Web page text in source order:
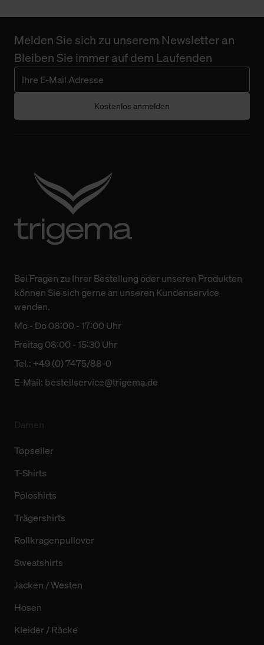
Melden Sie sich zu unserem Newsletter an
Bleiben Sie immer auf dem Laufenden
Kostenlos anmelden
Bei Fragen zu Ihrer Bestellung oder unseren Produkten
können Sie sich gerne an unseren Kundenservice
wenden.
Mo - Do 08:00 - 17:00 Uhr
Freitag 08:00 - 15:30 Uhr
Tel.: +49 (0) 7475/88-0
E-Mail: bestellservice@trigema.de
Topseller
T-Shirts
Poloshirts
Trägershirts
Rollkragenpullover
Sweatshirts
Jacken / Westen
Hosen
Kleider / Röcke